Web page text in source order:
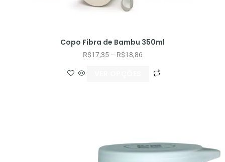
Copo Fibra de Bambu 350ml
R$17,35 – R$18,86